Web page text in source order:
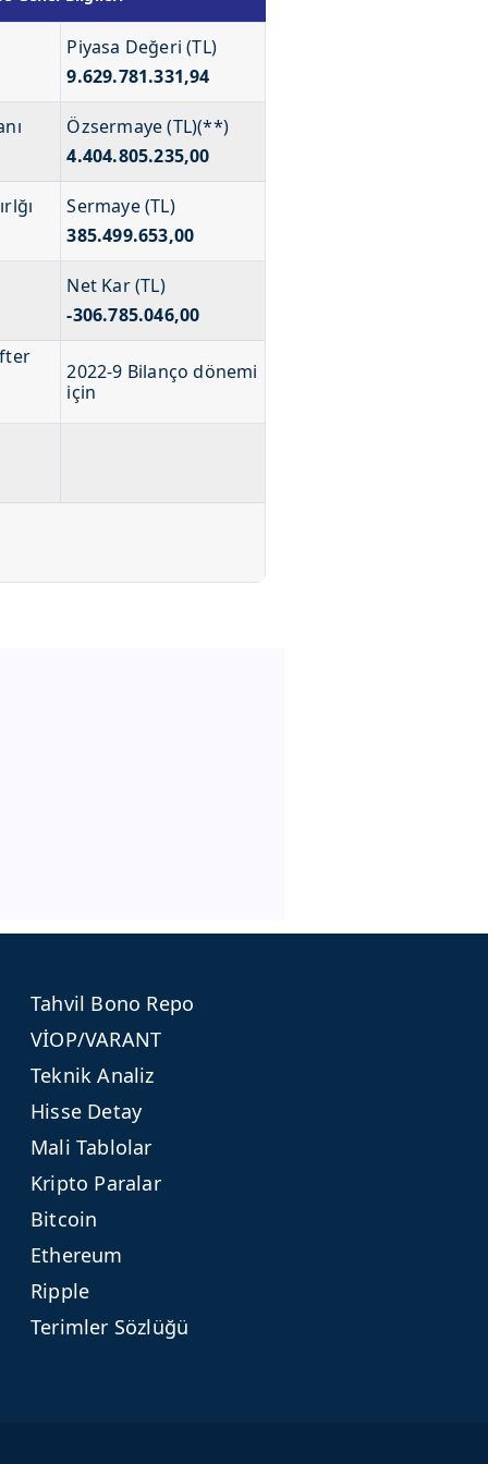
Piyasa Değeri (TL)
9.629.781.331,94
Özsermaye (TL)(**)
4.404.805.235,00
Sermaye (TL)
385.499.653,00
Net Kar (TL)
-306.785.046,00
2022-9 Bilanço dönemi
için
Tahvil Bono Repo
VİOP/VARANT
Teknik Analiz
Hisse Detay
Mali Tablolar
Kripto Paralar
Bitcoin
Ethereum
Ripple
Terimler Sözlüğü